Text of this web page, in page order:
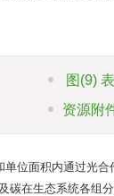
图 (9) 表
资源附
位面积内通过光
碳在生态系统各组